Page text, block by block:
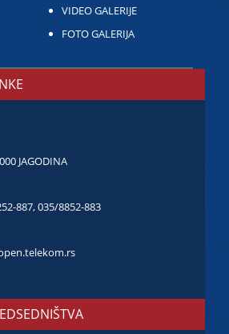
VIDEO GALERIJE
FOTO GALERIJA
JAGODINA
887,035/8852-883